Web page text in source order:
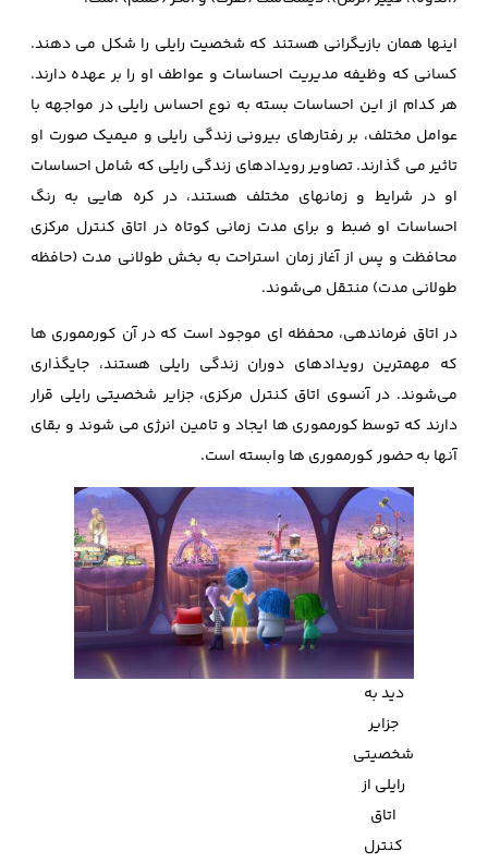
اینها همان بازیگرانی هستند که شخصیت رایلی را شکل می‌ دهند.
کسانی که وظیفه مدیریت احساسات و عواطف او را بر عهده‌ دارند.
هر کدام از این احساسات بسته به نوع احساس رایلی در مواجهه با
عوامل مختلف، بر رفتارهای بیرونی زندگی رایلی و میمیک صورت او
تاثیر می گذارند. تصاویر رویدادهای زندگی رایلی که شامل احساسات
او در شرایط و زمانهای مختلف هستند، در کره‌ هایی به رنگ
احساسات او ضبط و برای مدت‌ زمانی کوتاه در اتاق کنترل مرکزی
محافظت و پس از آغاز زمان استراحت به بخش طولانی‌ مدت (حافظه
طولانی‌ مدت) منتقل می‌شوند.
در اتاق فرماندهی، محفظه‌ ای موجود است که در آن کورمموری ها
که مهمترین رویدادهای دوران زندگی رایلی هستند، جایگذاری
می‌شوند. در آنسوی اتاق کنترل مرکزی، جزایر شخصیتی رایلی قرار
دارند که توسط کورمموری ها ایجاد و تامین انرژی می شوند و بقای
آنها به حضور کورمموری ها وابسته است.
دید به
جزایر
شخصیتی
رایلی از
اتاق
کنترل